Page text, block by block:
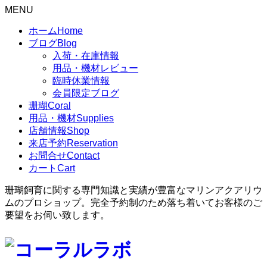
MENU
ホーム Home
ブログBlog
入荷・在庫情報
用品・機材レビュー
臨時休業情報
会員限定ブログ
珊瑚Coral
用品・機材Supplies
店舗情報Shop
来店予約Reservation
お問合せContact
カート Cart
珊瑚飼育に関する専門知識と実績が豊富なマリンアクアリウ
ムのプロショップ。完全予約制のため落ち着いてお客様のご
要望をお伺い致します。